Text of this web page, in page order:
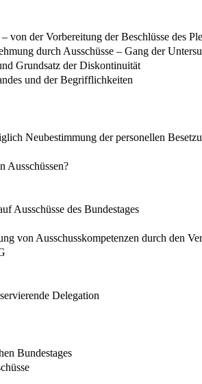
der Vorbereitung der Beschlüsse des
durch Ausschüsse – Gang der
Grundsatz der Diskontinuität
und der Begrifflichkeiten
Neubestimmung der personellen
Ausschüssen?
Ausschüsse des Bundestages
von Ausschusskompetenzen durch den
Delegation
Bundestages